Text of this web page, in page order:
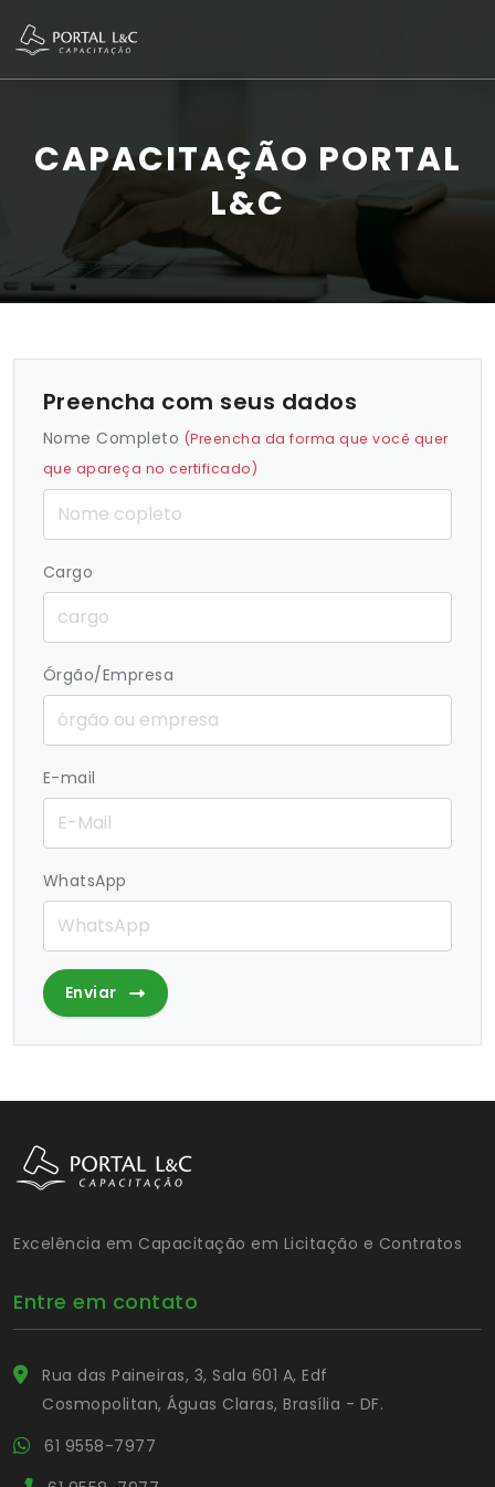
CAPACITAÇÃO PORTAL
L&C
Preencha com seus dados
Nome Completo (Preencha da forma que você quer
que apareça no certificado)
Cargo
Órgão/Empresa
E-mail
WhatsApp
Enviar
Excelência em Capacitação em Licitação e Contratos
Entre em contato
Rua das Paineiras, 3, Sala 601 A, Edf
Cosmopolitan, Águas Claras, Brasília - DF.
61 9558-7977